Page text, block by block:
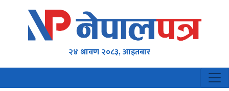
२४ श्रावण २०८३, आइतबार